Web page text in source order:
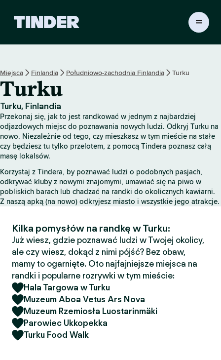
r
o
n
a
g
w
n
a
Miejsca Finlandia Południowo-zachodnia Finlandia Turku
Turku
Turku, Finlandia
Przekonaj się, jak to jest randkować w jednym z najbardziej
odjazdowych miejsc do poznawania nowych ludzi. Odkryj Turku na
nowo. Niezależnie od tego, czy mieszkasz w tym mieście na stałe
czy będziesz tu tylko przelotem, z pomocą Tindera poznasz całą
masę lokalsów.
Korzystaj z Tindera, by poznawać ludzi o podobnych pasjach,
odkrywać kluby z nowymi znajomymi, umawiać się na piwo w
pobliskich barach lub chadzać na randki do okolicznych kawiarni.
Z naszą apką (na nowo) odkryjesz miasto i wszystkie jego atrakcje.
Kilka pomysłów na randkę w Turku:
Już wiesz, gdzie poznawać ludzi w Twojej okolicy,
ale czy wiesz, dokąd z nimi pójść? Bez obaw,
mamy to ogarnięte. Oto najfajniejsze miejsca na
randki i popularne rozrywki w tym mieście:
Hala Targowa w Turku
Muzeum Aboa Vetus Ars Nova
Muzeum Rzemiosła Luostarinmäki
Parowiec Ukkopekka
Turku Food Walk